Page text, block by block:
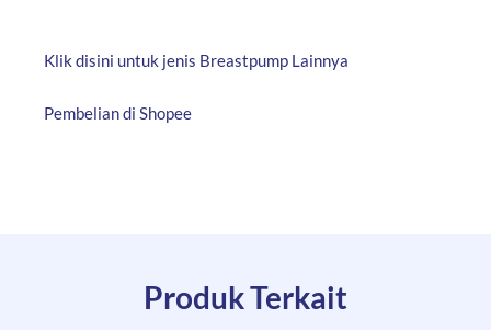
Klik disini untuk jenis Breastpump Lainnya
Pembelian di Shopee
Produk Terkait